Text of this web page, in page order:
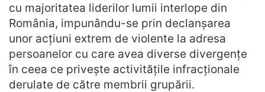
cu majoritatea liderilor lumii interlope din
România, impunându-se prin declanșarea
unor acțiuni extrem de violente la adresa
persoanelor cu care avea diverse divergențe
în ceea ce privește activitățile infracționale
derulate de către membrii grupării.